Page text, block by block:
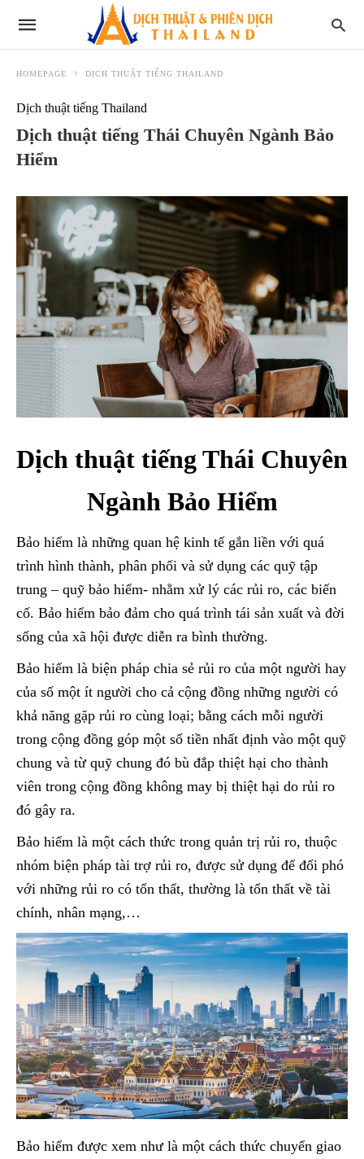
HOMEPAGE DỊCH THUẬT TIẾNG THAILAND
Dịch thuật tiếng Thailand
Dịch thuật tiếng Thái Chuyên Ngành Bảo
Hiểm
Dịch thuật tiếng Thái Chuyên
Ngành Bảo Hiểm
Bảo hiểm là những quan hệ kinh tế gắn liền với quá
trình hình thành, phân phối và sử dụng các quỹ tập
trung – quỹ bảo hiểm- nhằm xử lý các rủi ro, các biến
cố. Bảo hiểm bảo đảm cho quá trình tái sản xuất và đời
sống của xã hội được diễn ra bình thường.
Bảo hiểm là biện pháp chia sẻ rủi ro của một người hay
của số một ít người cho cả cộng đồng những người có
khả năng gặp rủi ro cùng loại; bằng cách mỗi người
trong cộng đồng góp một số tiền nhất định vào một quỹ
chung và từ quỹ chung đó bù đắp thiệt hại cho thành
viên trong cộng đồng không may bị thiệt hại do rủi ro
đó gây ra.
Bảo hiểm là một cách thức trong quản trị rủi ro, thuộc
nhóm biện pháp tài trợ rủi ro, được sử dụng để đối phó
với những rủi ro có tổn thất, thường là tổn thất về tài
chính, nhân mạng,…
Bảo hiểm được xem như là một cách thức chuyển giao